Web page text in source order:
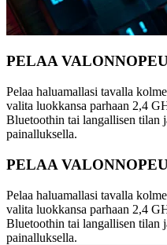
PELAA
Pelaa haluamallasi tavalla
valita luokkansa parhaan 2,4
Bluetoothin tai langallisen tilan
painalluksella.
PELAA
Pelaa haluamallasi tavalla
valita luokkansa parhaan 2,4
Bluetoothin tai langallisen tilan
painalluksella.